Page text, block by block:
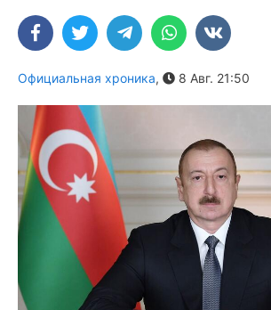
Официальная хроника, 8 Авг. 21:50